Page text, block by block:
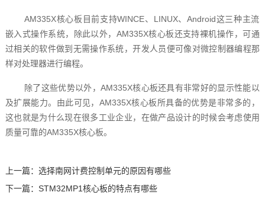
AM335X核心板‍目前支持WINCE、LINUX、Android这三种主流
嵌入式操作系统，除此以外，AM335X核心板‍还支持裸机操作，可通
过相关的软件做到无需操作系统，开发人员便可像对微控制器编程那
样对处理器进行编程。
除了这些优势以外，AM335X核心板‍还具有非常好的显示性能以
及扩展能力。由此可见，AM335X核心板‍所具备的优势是非常多的，
这也就是为什么现在很多工业企业，在做产品设计的时候会考虑使用
质量可靠的AM335X核心板‍。
上一篇： 选择南网计费控制单元的原因有哪些
下一篇： STM32MP1核心板的特点有哪些